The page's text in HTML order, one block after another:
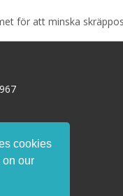
för att minska
cookies
on our